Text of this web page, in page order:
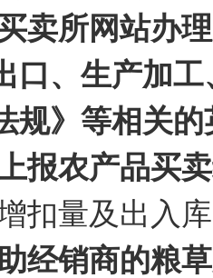
卖所网站办
口、生产加
规》等相关
报农产品买
扣量及出入
经销商的粮